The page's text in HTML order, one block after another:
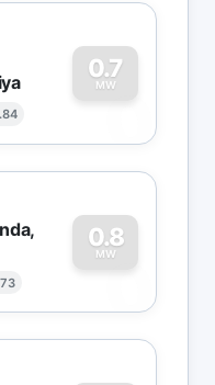
0.7
MW
0
0.8
MW
0